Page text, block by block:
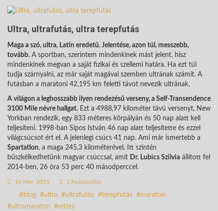
Ultra, ultrafutás, ultra terepfutás
Maga a szó, ultra, Latin eredetű. Jelentése, azon túl, messzebb,
tovább. A sportban, szerintem mindenkinek mást jelent, hisz
mindenkinek megvan a saját fizikai és szellemi határa. Ha ezt túl
tudja szárnyalni, az már saját magával szemben ultrának számít. A
futásban a maratoni 42,195 km feletti távot nevezik ultrának.
A világon a leghosszabb ilyen rendezésű verseny, a Self-Transendence
3100 Mile névre hallgat. Ezt a 4988,97 kilométer távú versenyt, New
Yorkban rendezik, egy 833 méteres körpályán és 50 nap alatt kell
teljesíteni. 1998-ban Sipos István 46 nap alatt teljesítette és ezzel
világcsúcsot ért el. A jelenlegi csúcs 41 nap. Ami már ismertebb a
Spartatlon, a maga 245,3 kilométerével. Itt szintén
büszkélkedhetünk magyar csúccsal, amit Dr. Lubics Szilvia állított fel
2014-ben, 26 óra 53 perc 40 másodperccel.
10 febr. 2015 2 hozzászólás
blog ultra ultrafutás terepfutás
maraton
ultramaraton
edzés